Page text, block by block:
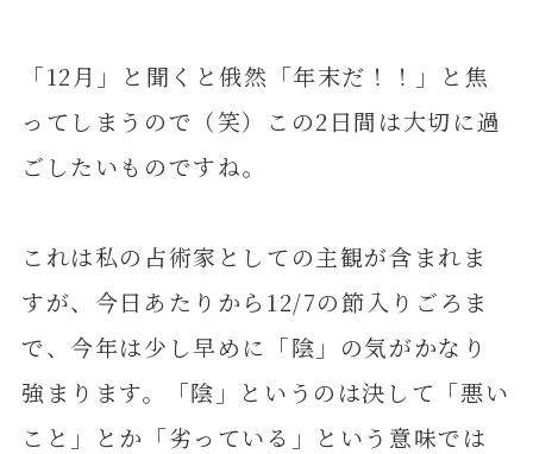
「12月」と聞くと俄然「年末だ！！」と焦
ってしまうので（笑）この2日間は大切に過
ごしたいものですね。
これは私の占術家としての主観が含まれま
すが、今日あたりから12/7の節入りごろま
で、今年は少し早めに「陰」の気がかなり
強まります。「陰」というのは決して「悪い
こと」とか「劣っている」という意味では